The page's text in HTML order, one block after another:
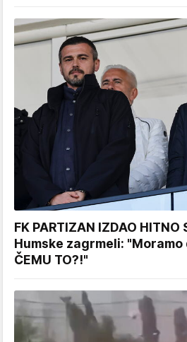
FK PARTIZAN IZDAO HITNO
Humske zagrmeli:
ČEMU TO?!"